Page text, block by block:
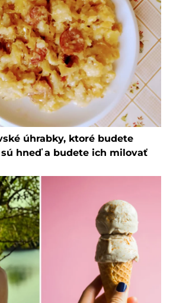
úhrabky, ktoré budete
hneď a budete ich milovať